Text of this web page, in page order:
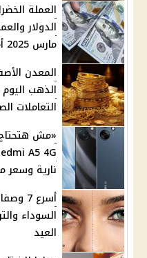
العملة
مارس 2025 أمام الجنيه داخل بنوك مصر
المعدن
التعاملات
«مش
نارية وسعر
أسرع
السوداء
العيد